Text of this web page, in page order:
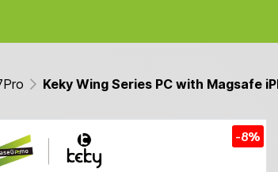
Keky Wing Series PC with Magsafe
-8%